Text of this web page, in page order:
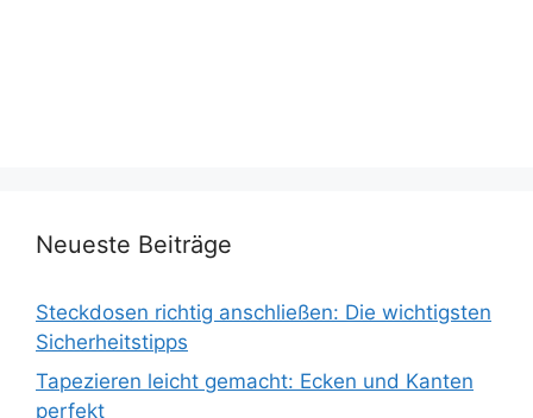
Neueste Beiträge
Steckdosen richtig anschließen: Die wichtigsten
Sicherheitstipps
Tapezieren leicht gemacht: Ecken und Kanten
perfekt